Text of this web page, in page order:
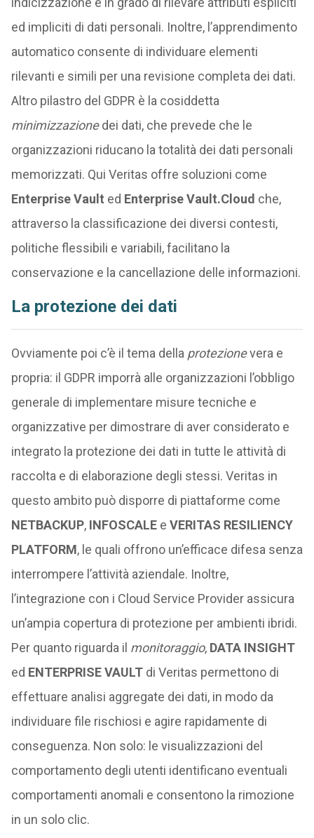
ed impliciti di dati personali. Inoltre, l’apprendimento
automatico consente di individuare elementi
rilevanti e simili per una revisione completa dei dati.
Altro pilastro del GDPR è la cosiddetta
minimizzazionedei dati, che prevede che le
organizzazioni riducano la totalità dei dati personali
memorizzati. Qui Veritas offre soluzioni come
Enterprise Vault ed Enterprise Vault.Cloud che,
attraverso la classificazione dei diversi contesti,
politiche flessibili e variabili, facilitano la
conservazione e la cancellazione delle informazioni.
La protezione dei dati
Ovviamente poi c’è il tema della protezionevera e
propria: il GDPR imporrà alle organizzazioni l’obbligo
generale di implementare misure tecniche e
organizzative per dimostrare di aver considerato e
integrato la protezione dei dati in tutte le attività di
raccolta e di elaborazione degli stessi. Veritas in
questo ambito può disporre di piattaforme come
NETBACKUP, INFOSCALEe VERITAS RESILIENCY
PLATFORM, le quali offrono un’efficace difesa senza
interrompere l’attività aziendale. Inoltre,
l’integrazione con i Cloud Service Provider assicura
un’ampia copertura di protezione per ambienti ibridi.
Per quanto riguarda il monitoraggio, DATA INSIGHT
ed ENTERPRISE VAULTdi Veritas permettono di
effettuare analisi aggregate dei dati, in modo da
individuare file rischiosi e agire rapidamente di
conseguenza. Non solo: le visualizzazioni del
comportamento degli utenti identificano eventuali
comportamenti anomali e consentono la rimozione
in un solo clic.